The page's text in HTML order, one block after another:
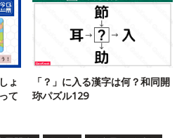
ょ
て
「？」に入る漢字は何？和同開
珎パズル129